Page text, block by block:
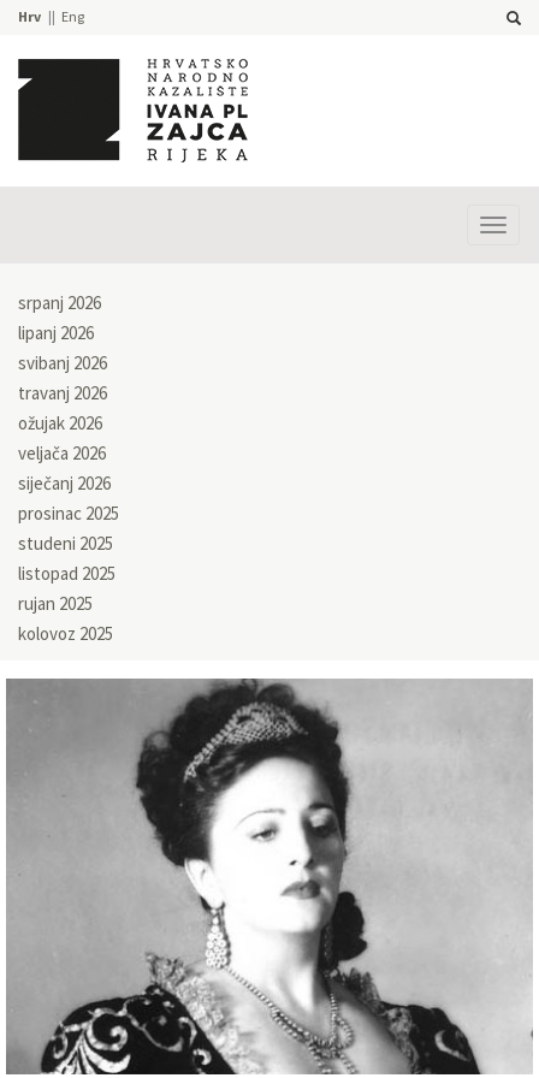
Hrv Eng
srpanj 2026
lipanj 2026
svibanj 2026
travanj 2026
ožujak 2026
veljača 2026
siječanj 2026
prosinac 2025
studeni 2025
listopad 2025
rujan 2025
kolovoz 2025